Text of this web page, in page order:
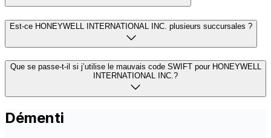
Est-ce HONEYWELL INTERNATIONAL INC. plusieurs succursales ?
Que se passe-t-il si j’utilise le mauvais code SWIFT pour HONEYWELL
INTERNATIONAL INC.?
Démenti